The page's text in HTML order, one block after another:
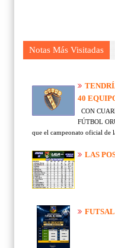
Notas Más Visitadas
40
CON
FÚTBOL
que el campeonato oficial de
LAS